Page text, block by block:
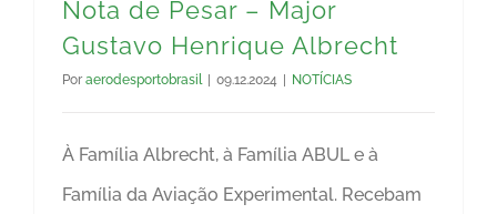
Nota de Pesar – Major
Gustavo Henrique Albrecht
Por aerodesportobrasil 09.12.2024 NOTÍCIAS
À Família Albrecht, à Família ABUL e à
Família da Aviação Experimental. Recebam